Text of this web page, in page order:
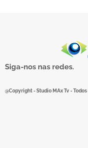
Siga-nos nas redes.
@Copyright - Studio MAx Tv -